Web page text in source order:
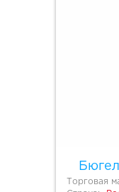
Торговая